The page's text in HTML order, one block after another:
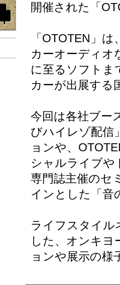
開催された「
「OTOTEN」
カーオーディオ
に至るソフトま
カーが出展する
今回は各社ブー
びハイレゾ配信
ョンや、
シャルライブや
専門誌主催のセ
インとした「音
ライフスタイル
した、オンキ
ョンや展示の様